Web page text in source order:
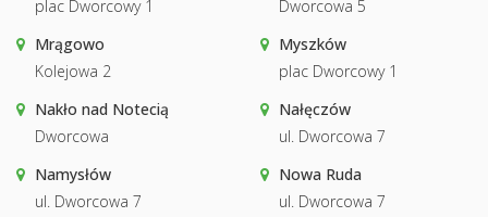
plac Dworcowy 1
Dworcowa 5
Mrągowo
Kolejowa 2
Myszków
plac Dworcowy 1
Nakło nad Notecią
Dworcowa
Nałęczów
ul. Dworcowa 7
Namysłów
ul. Dworcowa 7
Nowa Ruda
ul. Dworcowa 7